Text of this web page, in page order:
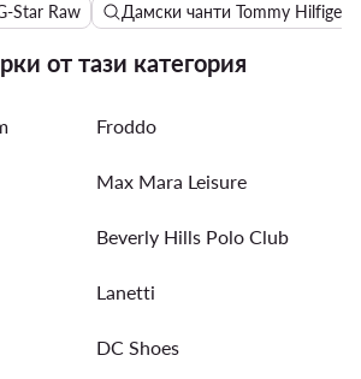
Star Raw Дамски чанти Tommy Hilfiger
от тази категория
Froddo
Max Mara Leisure
Beverly Hills Polo Club
Lanetti
DC Shoes